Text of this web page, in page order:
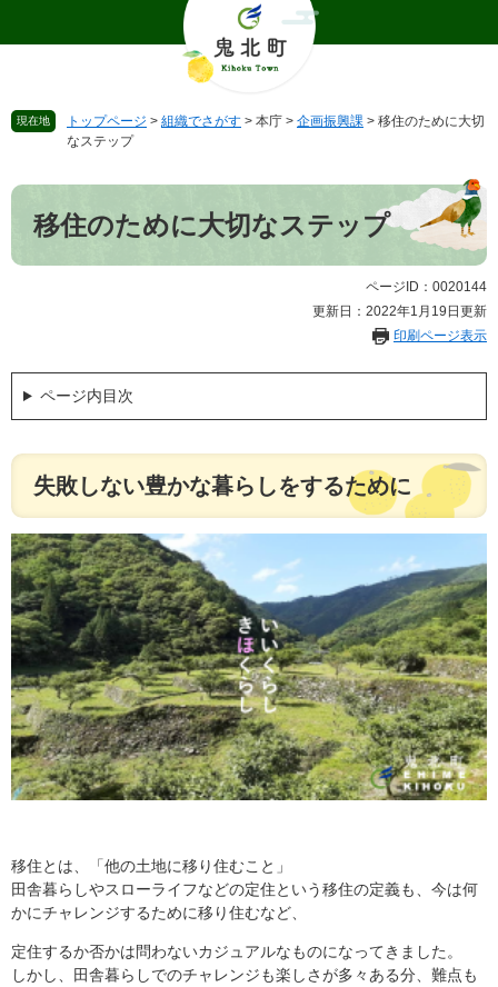
頭
。
飛
て
へ
現在地 トップページ > 組織でさがす > 本庁 > 企画振興課 > 移住のために大切
なステップ
本
移住のために大切なステップ
ページID：0020144
更新日：2022年1月19日更新
印刷ページ表示
ページ内目次
失敗しない豊かな暮らしをするために
移住とは、「他の土地に移り住むこと」
田舎暮らしやスローライフなどの定住という移住の定義も、今は何
かにチャレンジするために移り住むなど、
定住するか否かは問わないカジュアルなものになってきました。
しかし、田舎暮らしでのチャレンジも楽しさが多々ある分、難点も